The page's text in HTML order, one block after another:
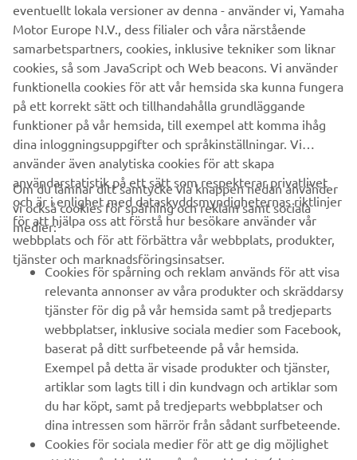
Informationen och/eller bilderna på dessa webbsidor får
aldrig användas för kommersiella eller icke-kommersiella
ändamål utan uttryckligt skriftligt medgivande från
Yamaha Motor Europe N.V. och/eller Yamaha Motor Co.,
Ltd. Kör alltid på ett säkert sätt och följ alla lokala väglagar.
FÖRETAG
B2B
UTFORSKA YAMAHA
FAQ & SUPPORT
NYHETSBREV
Bli först att ta del av de senaste erbjudandena, evenemangen,
nyheterna och mycket mer
eventuellt lokala versioner av denna - använder vi, Yamaha
Motor Europe N.V., dess filialer och våra närstående
samarbetspartners, cookies, inklusive tekniker som liknar
cookies, så som JavaScript och Web beacons. Vi använder
funktionella cookies för att vår hemsida ska kunna fungera
på ett korrekt sätt och tillhandahålla grundläggande
funktioner på vår hemsida, till exempel att komma ihåg
dina inloggningsuppgifter och språkinställningar. Vi
använder även analytiska cookies för att skapa
användarstatistik på ett sätt som respekterar privatlivet
och är i enlighet med dataskyddsmyndigheternas riktlinjer
för att hjälpa oss att förstå hur besökare använder vår
webbplats och för att förbättra vår webbplats, produkter,
tjänster och marknadsföringsinsatser.
Om du lämnar ditt samtycke via knappen nedan använder
vi också cookies för spårning och reklam samt sociala
medier:
Cookies för spårning och reklam används för att visa
relevanta annonser av våra produkter och skräddarsy
tjänster för dig på vår hemsida samt på tredjeparts
webbplatser, inklusive sociala medier som Facebook,
baserat på ditt surfbeteende på vår hemsida.
Exempel på detta är visade produkter och tjänster,
artiklar som lagts till i din kundvagn och artiklar som
du har köpt, samt på tredjeparts webbplatser och
dina intressen som härrör från sådant surfbeteende.
Cookies för sociala medier för att ge dig möjlighet